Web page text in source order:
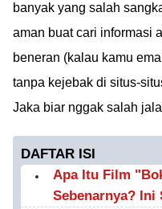
banyak yang salah
aman buat cari informasi
beneran (kalau kamu
tanpa kejebak di situs-
Jaka biar nggak salah
DAFTAR ISI
Apa Itu Film
Sebenarnya? Ini